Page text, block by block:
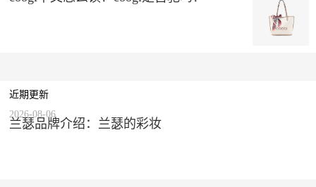
近期更新
兰瑟品牌介绍：兰瑟的彩妆
2026-08-06